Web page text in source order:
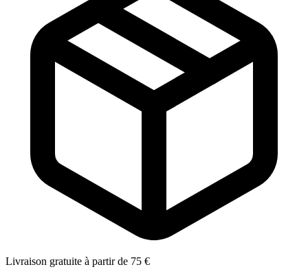
Livraison gratuite à partir de 75 €